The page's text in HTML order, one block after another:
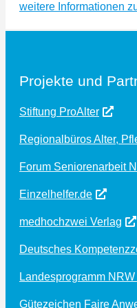
weitere Informationen
Projekte und
Stiftung ProAlter
Regionalbüros Alter,
Forum Seniorenarbeit
Einzelhelfer.de
medhochzwei Verlag
Deutsches
Landesprogramm
Gütezeichen Faire